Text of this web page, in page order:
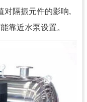
对隔振元件的影响,
靠近水泵设置。